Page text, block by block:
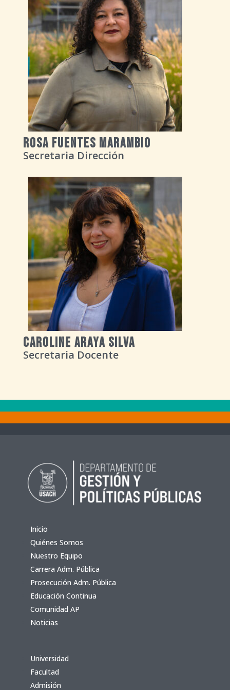
Rosa Fuentes Marambio
Secretaria Dirección
Caroline Araya Silva
Secretaria Docente
Inicio
Quiénes Somos
Nuestro Equipo
Carrera Adm. Pública
Prosecución Adm. Pública
Educación Continua
Comunidad AP
Noticias
Universidad
Facultad
Admisión